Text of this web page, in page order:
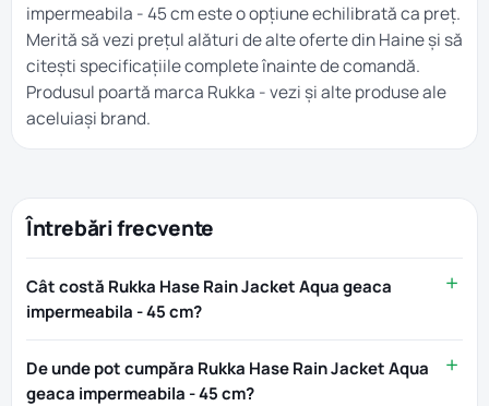
impermeabila - 45 cm este o opțiune echilibrată ca preț.
Merită să vezi prețul alături de alte oferte dinHaineși să
citești specificațiile complete înainte de comandă.
Produsul poartă marca Rukka - vezi și alte produse ale
aceluiași brand.
Întrebări frecvente
Cât costă Rukka Hase Rain Jacket Aqua geaca
impermeabila - 45 cm?
De unde pot cumpăra Rukka Hase Rain Jacket Aqua
geaca impermeabila - 45 cm?